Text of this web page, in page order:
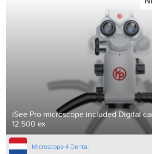
iSee Pro microscope included Digital
12.500 ex
Microscope 4 Dental